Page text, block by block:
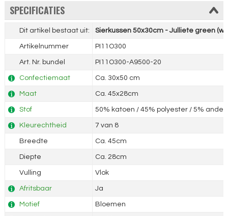
SPECIFICATIES
Dit artikel bestaat uit: Sierkussen 50x30cm - Julliete green
Artikelnummer PI11O300
Art. Nr. bundel PI11O300-A9500-20
Confectiemaat Ca. 30x50 cm
Maat Ca. 45x28cm
Stof 50% katoen / 45% polyester / 5%
Kleurechtheid 7 van 8
Breedte Ca. 45cm
Diepte Ca. 28cm
Vulling Vlok
Afritsbaar Ja
Motief Bloemen